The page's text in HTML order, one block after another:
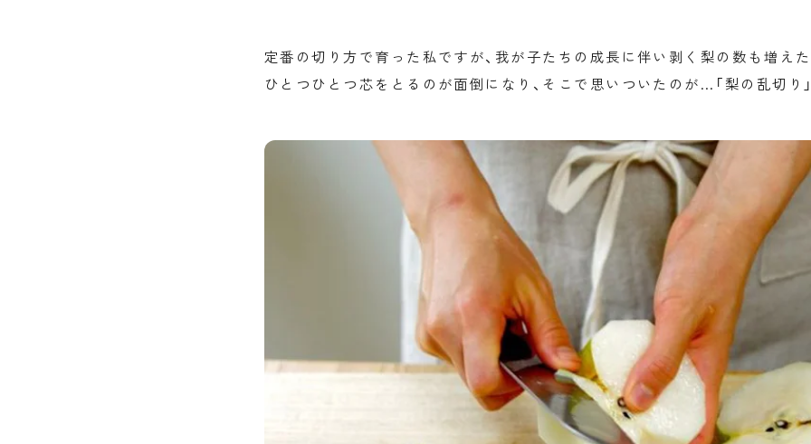
定番の切り方で育った私ですが、我が子たちの成長に伴い剥く梨の数も増え
ひとつひとつ芯をとるのが面倒になり、そこで思いついたのが…「梨の乱切り